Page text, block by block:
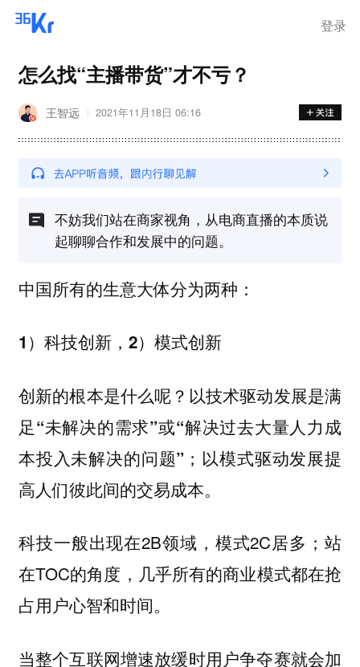
登录
怎么找“主播带货”才不亏？
王智远 2021年11月18日 06:16
不妨我们站在商家视角，从电商直播的本质说
起聊聊合作和发展中的问题。
中国所有的生意大体分为两种：
1）科技创新，2）模式创新
创新的根本是什么呢？以技术驱动发展是满
足“未解决的需求”或“解决过去大量人力成
本投入未解决的问题” ；以模式驱动发展提
高人们彼此间的交易成本。
科技一般出现在2B领域，模式2C居多；站
在TOC的角度，几乎所有的商业模式都在抢
占用户心智和时间。
当整个互联网增速放缓时用户争夺赛就会加